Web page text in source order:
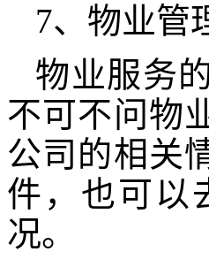
7、物业管
物业服务
不可不问物
公司的相关
件，也可以
况。